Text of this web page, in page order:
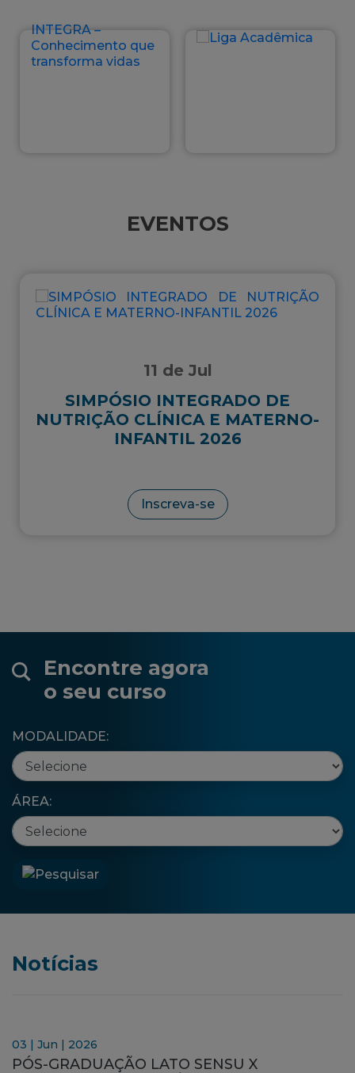
EVENTOS
11 de Jul
SIMPÓSIO INTEGRADO DE
NUTRIÇÃO CLÍNICA E MATERNO-
INFANTIL 2026
Inscreva-se
Encontre agora
o seu curso
MODALIDADE:
ÁREA:
Notícias
03 | Jun | 2026
PÓS-GRADUAÇÃO LATO SENSU X